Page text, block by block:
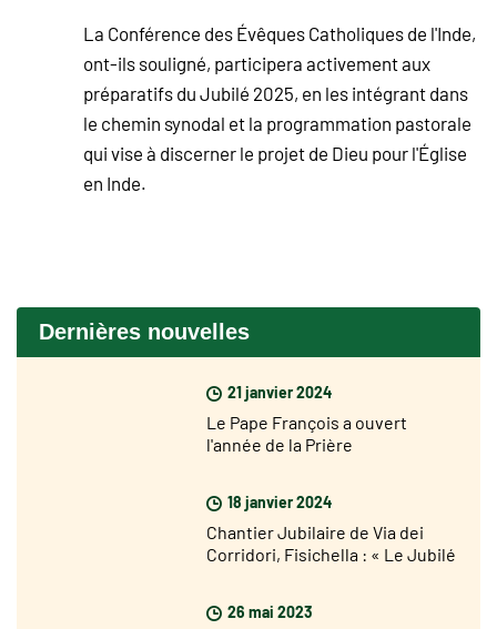
La Conférence des Évêques Catholiques de l'Inde,
ont-ils souligné, participera activement aux
préparatifs du Jubilé 2025, en les intégrant dans
le chemin synodal et la programmation pastorale
qui vise à discerner le projet de Dieu pour l'Église
en Inde.
Dernières nouvelles
21 janvier 2024
Le Pape François a ouvert
l'année de la Prière
18 janvier 2024
Chantier Jubilaire de Via dei
Corridori, Fisichella : « Le Jubilé
26 mai 2023